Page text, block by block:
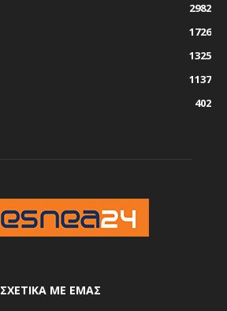
2982
1726
1325
1137
402
ΣΧΕΤΙΚΆ ΜΕ ΕΜΆΣ